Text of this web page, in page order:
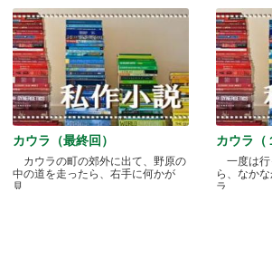
カウラ（最終回）
カウラの町の郊外に出て、野原の
中の道を走ったら、右手に何かが
見.....
カウラ（
一度は行
ら、なか
ラ.....